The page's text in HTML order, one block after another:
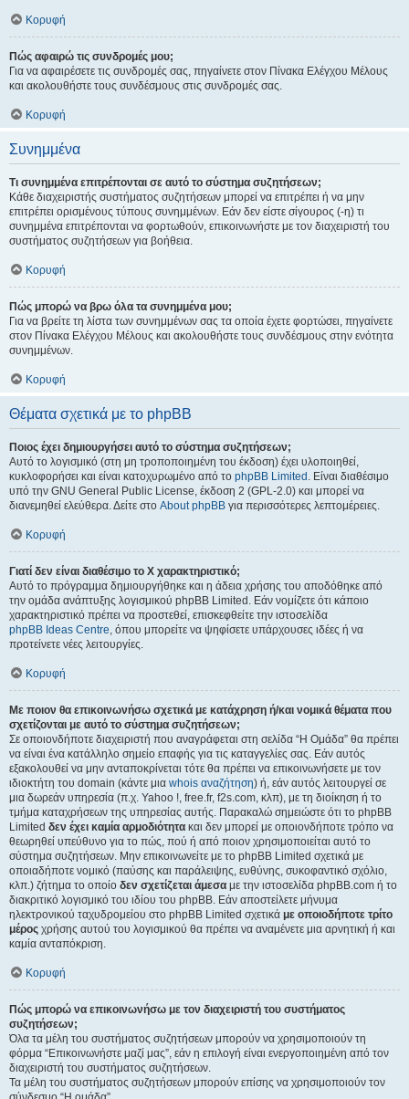
Κορυφή
Πώς αφαιρώ τις συνδρομές μου;
Για να αφαιρέσετε τις συνδρομές σας, πηγαίνετε στον Πίνακα Ελέγχου Μέλους
και ακολουθήστε τους συνδέσμους στις συνδρομές σας.
Κορυφή
Συνημμένα
Τι συνημμένα επιτρέπονται σε αυτό το σύστημα συζητήσεων;
Κάθε διαχειριστής συστήματος συζητήσεων μπορεί να επιτρέπει ή να μην
επιτρέπει ορισμένους τύπους συνημμένων. Εάν δεν είστε σίγουρος (-η) τι
συνημμένα επιτρέπονται να φορτωθούν, επικοινωνήστε με τον διαχειριστή του
συστήματος συζητήσεων για βοήθεια.
Κορυφή
Πώς μπορώ να βρω όλα τα συνημμένα μου;
Για να βρείτε τη λίστα των συνημμένων σας τα οποία έχετε φορτώσει, πηγαίνετε
στον Πίνακα Ελέγχου Μέλους και ακολουθήστε τους συνδέσμους στην ενότητα
συνημμένων.
Κορυφή
Θέματα σχετικά με το phpBB
Ποιος έχει δημιουργήσει αυτό το σύστημα συζητήσεων;
Αυτό το λογισμικό (στη μη τροποποιημένη του έκδοση) έχει υλοποιηθεί,
κυκλοφορήσει και είναι κατοχυρωμένο από το phpBB Limited . Είναι διαθέσιμο
υπό την GNU General Public License, έκδοση 2 (GPL-2.0) και μπορεί να
διανεμηθεί ελεύθερα. Δείτε στο About phpBB για περισσότερες λεπτομέρειες.
Κορυφή
Γιατί δεν είναι διαθέσιμο το Χ χαρακτηριστικό;
Αυτό το πρόγραμμα δημιουργήθηκε και η άδεια χρήσης του αποδόθηκε από
την ομάδα ανάπτυξης λογισμικού phpBB Limited. Εάν νομίζετε ότι κάποιο
χαρακτηριστικό πρέπει να προστεθεί, επισκεφθείτε την ιστοσελίδα
phpBB Ideas Centre, όπου μπορείτε να ψηφίσετε υπάρχουσες ιδέες ή να
προτείνετε νέες λειτουργίες.
Κορυφή
Με ποιον θα επικοινωνήσω σχετικά με κατάχρηση ή/και νομικά θέματα που
σχετίζονται με αυτό το σύστημα συζητήσεων;
Σε οποιονδήποτε διαχειριστή που αναγράφεται στη σελίδα “Η Ομάδα” θα πρέπει
να είναι ένα κατάλληλο σημείο επαφής για τις καταγγελίες σας. Εάν αυτός
εξακολουθεί να μην ανταποκρίνεται τότε θα πρέπει να επικοινωνήσετε με τον
ιδιοκτήτη του domain (κάντε μια whois αναζήτηση) ή, εάν αυτός λειτουργεί σε
μια δωρεάν υπηρεσία (π.χ. Yahoo !, free.fr, f2s.com, κλπ), με τη διοίκηση ή το
τμήμα καταχρήσεων της υπηρεσίας αυτής. Παρακαλώ σημειώστε ότι το phpBB
Limited δεν έχει καμία αρμοδιότητα και δεν μπορεί με οποιονδήποτε τρόπο να
θεωρηθεί υπεύθυνο για το πώς, πού ή από ποιον χρησιμοποιείται αυτό το
σύστημα συζητήσεων. Μην επικοινωνείτε με το phpBB Limited σχετικά με
οποιαδήποτε νομικό (παύσης και παράλειψης, ευθύνης, συκοφαντικό σχόλιο,
κλπ.) ζήτημα το οποίο δεν σχετίζεται άμεσα με την ιστοσελίδα phpBB.com ή το
διακριτικό λογισμικό του ιδίου του phpBB. Εάν αποστείλετε μήνυμα
ηλεκτρονικού ταχυδρομείου στο phpBB Limited σχετικά με οποιοδήποτε τρίτο
μέρος χρήσης αυτού του λογισμικού θα πρέπει να αναμένετε μια αρνητική ή και
καμία ανταπόκριση.
Κορυφή
Πώς μπορώ να επικοινωνήσω με τον διαχειριστή του συστήματος
συζητήσεων;
Όλα τα μέλη του συστήματος συζητήσεων μπορούν να χρησιμοποιούν τη
φόρμα “Επικοινωνήστε μαζί μας”, εάν η επιλογή είναι ενεργοποιημένη από τον
διαχειριστή του συστήματος συζητήσεων.
Τα μέλη του συστήματος συζητήσεων μπορούν επίσης να χρησιμοποιούν τον